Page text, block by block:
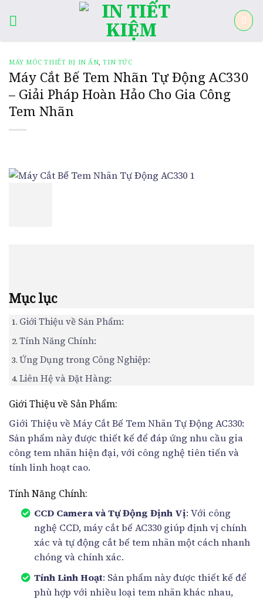
MÁY MÓC THIẾT BỊ IN ẤN,TIN TỨC
Máy Cắt Bế Tem Nhãn Tự Động AC330
– Giải Pháp Hoàn Hảo Cho Gia Công
Tem Nhãn
Mục lục
Giới Thiệu về Sản Phẩm:
Tính Năng Chính:
Ứng Dụng trong Công Nghiệp:
Liên Hệ và Đặt Hàng:
Giới Thiệu về Sản Phẩm:
Giới Thiệu về Máy Cắt Bế Tem Nhãn Tự Động AC330:
Sản phẩm này được thiết kế để đáp ứng nhu cầu gia
công tem nhãn hiện đại, với công nghệ tiên tiến và
tính linh hoạt cao.
Tính Năng Chính:
CCD Camera và Tự Động Định Vị: Với công
nghệ CCD, máy cắt bế AC330 giúp định vị chính
xác và tự động cắt bế tem nhãn một cách nhanh
chóng và chính xác.
Tính Linh Hoạt: Sản phẩm này được thiết kế để
phù hợp với nhiều loại tem nhãn khác nhau,